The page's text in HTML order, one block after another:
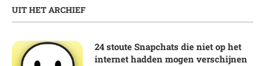
UIT HET ARCHIEF
24 stoute Snapchats die niet op het
internet hadden mogen verschijnen